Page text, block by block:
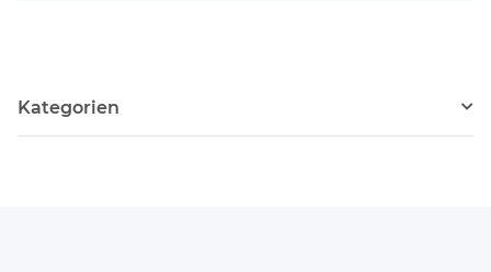
Kategorien